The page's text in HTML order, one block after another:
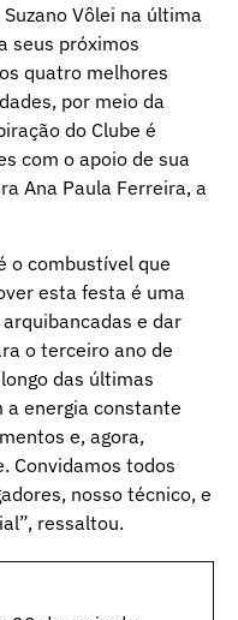
Vôlei na última
seus próximos
quatro melhores
por meio da
do Clube é
com o apoio de sua
Ana Paula Ferreira, a
o combustível que
esta festa é uma
e dar
o terceiro ano de
das últimas
a energia constante
e, agora,
Convidamos todos
nosso técnico, e
ressaltou.